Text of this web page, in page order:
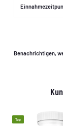
Benachrichtigen,
Top